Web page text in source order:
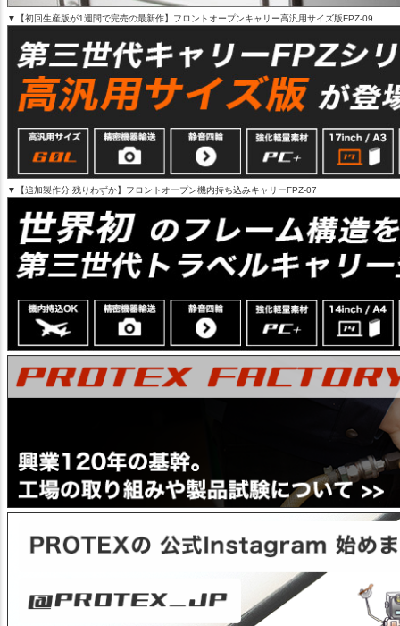
▼【初回生産版が1週間で完売の最新作】フロントオープンキャリー高汎用サイズ版FPZ-09
▼【追加製作分 残りわずか】フロントオープン機内持ち込みキャリーFPZ-07